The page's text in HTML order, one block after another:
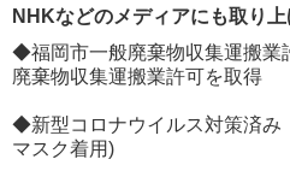
NHKなどのメディアにも取り上
◆福岡市一般廃棄物収集運搬業
廃棄物収集運搬業許可を取得
◆新型コロナウイルス対策済み
マスク着用)